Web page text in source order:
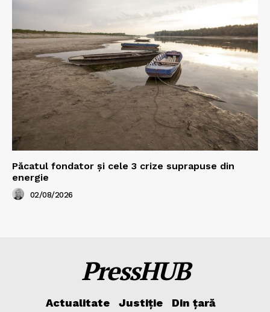
Păcatul fondator și cele 3 crize suprapuse din
energie
02/08/2026
PressHUB
Actualitate Justiție
Din țară